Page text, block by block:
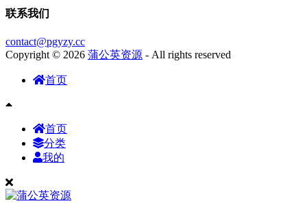
联系我们
contact@pgyzy.cc
Copyright © 2026 蒲公英资源 - All rights reserved
首页
首页
分类
我的